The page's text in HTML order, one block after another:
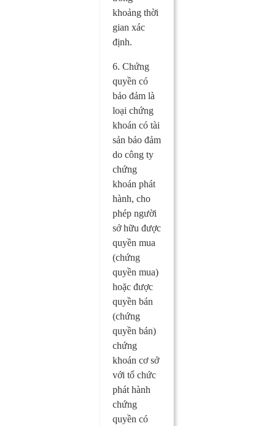
khoảng thời
gian xác
định.
6. Chứng
quyền có
bảo đảm là
loại chứng
khoán có tài
sản bảo đảm
do công ty
chứng
khoán phát
hành, cho
phép người
sở hữu được
quyền mua
(chứng
quyền mua)
hoặc được
quyền bán
(chứng
quyền bán)
chứng
khoán cơ sở
với tổ chức
phát hành
chứng
quyền có